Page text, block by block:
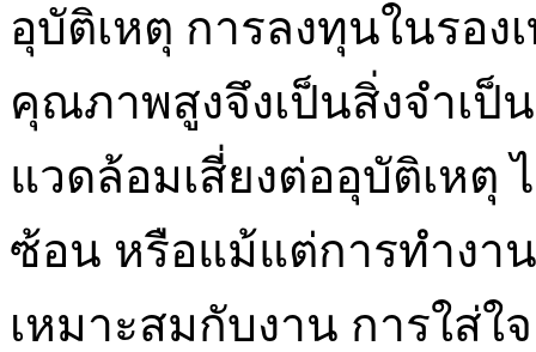
อุบัติเหตุ การลงทุนในรอ
คุณภาพสูงจึงเป็นสิ่งจำเ
แวดล้อมเสี่ยงต่ออุบัติเหตุ
ซ้อน หรือแม้แต่การทำงา
เหมาะสมกับงาน การใส่ใ